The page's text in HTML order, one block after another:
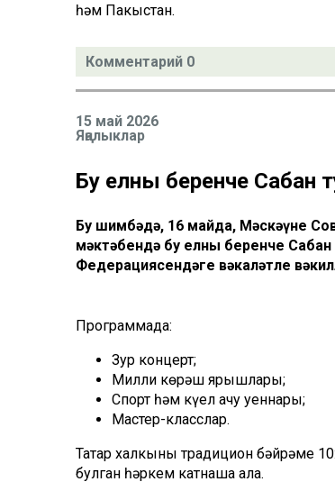
һәм Пакыстан.
Комментарий 0
15 май 2026
Яңалыклар
Бу елның беренче Сабан
Бу шимбәдә, 16 майда, Мәскәүнең
мәктәбендә бу елның беренче
Федерациясендәге вәкаләтле
Программада:
Зур концерт;
Милли көрәш ярышлары;
Спорт һәм күңел ачу уеннары;
Мастер-класслар.
Татар халкының традицион бәйрәме
булган һәркем катнаша ала.